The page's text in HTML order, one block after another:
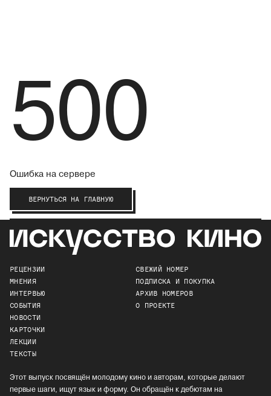
500
Ошибка на сервере
ВЕРНУТЬСЯ НА ГЛАВНУЮ
РЕЦЕНЗИИ
МНЕНИЯ
ИНТЕРВЬЮ
СОБЫТИЯ
НОВОСТИ
КАРТОЧКИ
ЛЕКЦИИ
ТЕКСТЫ
СВЕЖИЙ НОМЕР
ПОДПИСКА И ПОКУПКА
АРХИВ НОМЕРОВ
О ПРОЕКТЕ
Этот выпуск посвящён молодому кино и авторам, которые делают
первые шаги, ищут язык и форму. Он обращён к дебютам на